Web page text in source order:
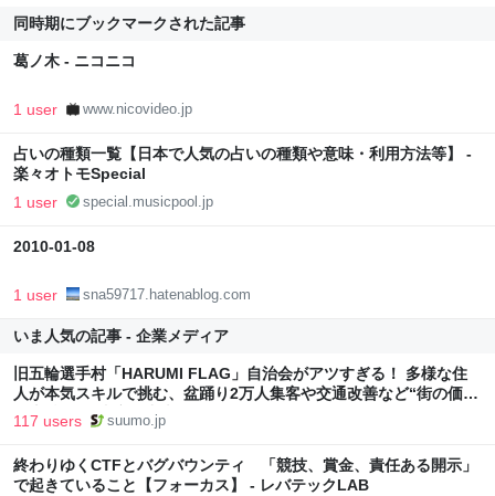
同時期にブックマークされた記事
葛ノ木 - ニコニコ
1 user www.nicovideo.jp
占いの種類一覧【日本で人気の占いの種類や意味・利用方法等】 -
楽々オトモSpecial
1 user special.musicpool.jp
2010-01-08
1 user sna59717.hatenablog.com
いま人気の記事 - 企業メディア
旧五輪選手村「HARUMI FLAG」自治会がアツすぎる！ 多様な住
人が本気スキルで挑む、盆踊り2万人集客や交通改善など“街の価値
向上”戦略 東京・中央区
117 users suumo.jp
終わりゆくCTFとバグバウンティ 「競技、賞金、責任ある開示」
で起きていること【フォーカス】 - レバテックLAB